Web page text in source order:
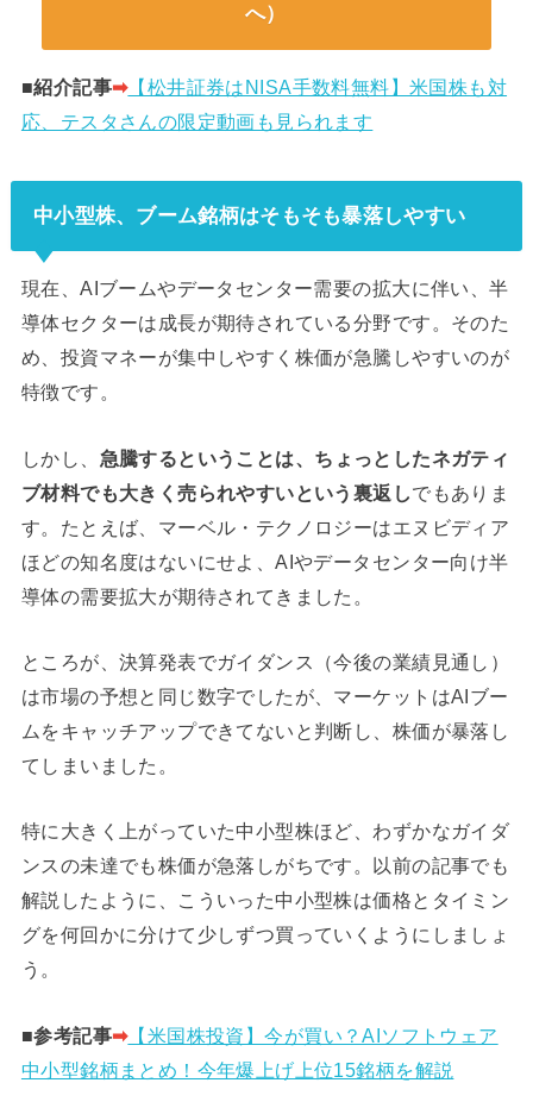
へ）
■紹介記事➡︎【松井証券はNISA手数料無料】米国株も対
応、テスタさんの限定動画も見られます
中小型株、ブーム銘柄はそもそも暴落しやすい
現在、AIブームやデータセンター需要の拡大に伴い、半
導体セクターは成長が期待されている分野です。そのた
め、投資マネーが集中しやすく株価が急騰しやすいのが
特徴です。
しかし、 急騰するということは、ちょっとしたネガティ
ブ材料でも大きく売られやすいという裏返しでもありま
す。たとえば、マーベル・テクノロジーはエヌビディア
ほどの知名度はないにせよ、AIやデータセンター向け半
導体の需要拡大が期待されてきました。
ところが、決算発表でガイダンス（今後の業績見通し）
は市場の予想と同じ数字でしたが、マーケットはAIブー
ムをキャッチアップできてないと判断し、株価が暴落し
てしまいました。
特に大きく上がっていた中小型株ほど、わずかなガイダ
ンスの未達でも株価が急落しがちです。以前の記事でも
解説したように、こういった中小型株は価格とタイミン
グを何回かに分けて少しずつ買っていくようにしましょ
う。
■参考記事➡︎【米国株投資】今が買い？AIソフトウェア
中小型銘柄まとめ！今年爆上げ上位15銘柄を解説